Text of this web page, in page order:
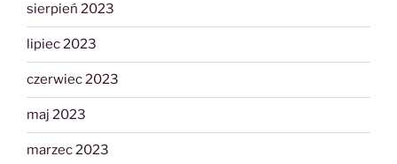
sierpień 2023
lipiec 2023
czerwiec 2023
maj 2023
marzec 2023